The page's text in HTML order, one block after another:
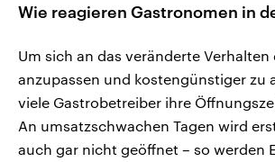
Wie reagieren Gastronomen in
Um sich an das veränderte Verhalten
anzupassen und kostengünstiger zu
viele Gastrobetreiber ihre
An umsatzschwachen Tagen wird
auch gar nicht geöffnet – so werden